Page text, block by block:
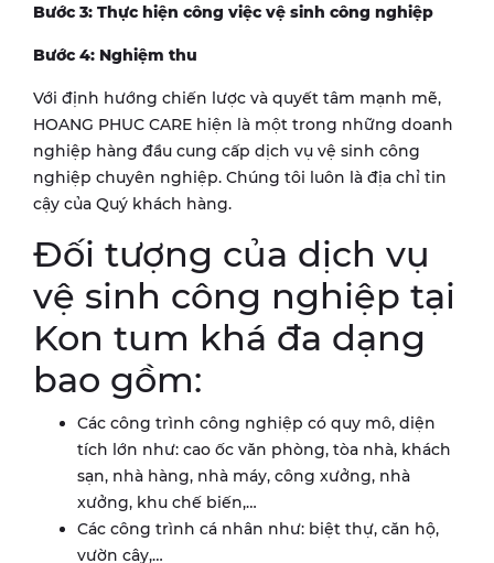
Bước 3: Thực hiện công việc vệ sinh công nghiệp
Bước 4: Nghiệm thu
Với định hướng chiến lược và quyết tâm mạnh mẽ,
HOANG PHUC CARE hiện là một trong những doanh
nghiệp hàng đầu cung cấp dịch vụ vệ sinh công
nghiệp chuyên nghiệp. Chúng tôi luôn là địa chỉ tin
cậy của Quý khách hàng.
Đối tượng của dịch vụ
vệ sinh công nghiệp tại
Kon tum khá đa dạng
bao gồm:
Các công trình công nghiệp có quy mô, diện
tích lớn như: cao ốc văn phòng, tòa nhà, khách
sạn, nhà hàng, nhà máy, công xưởng, nhà
xưởng, khu chế biến,…
Các công trình cá nhân như: biệt thự, căn hộ,
vườn cây,…